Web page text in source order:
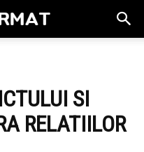
SI
RELATIILOR